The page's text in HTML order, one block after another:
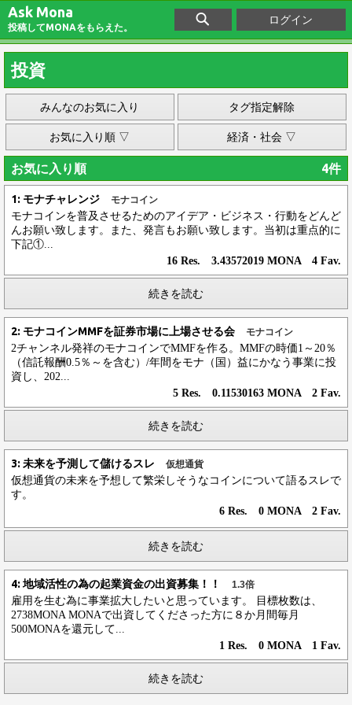
Ask Mona
投稿してMONAをもらえた。
ログイン
投資
みんなのお気に入り タグ指定解除
お気に入り順 ▽ 経済・社会 ▽
お気に入り順 4件
1: モナチャレンジ モナコイン
モナコインを普及させるためのアイデア・ビジネス・行動をどんど
んお願い致します。また、発言もお願い致します。当初は重点的に
下記①...
16 Res. 3.43572019 MONA 4 Fav.
続きを読む
2: モナコインMMFを証券市場に上場させる会 モナコイン
2チャンネル発祥のモナコインでMMFを作る。MMFの時価1～20％
（信託報酬0.5％～を含む）/年間をモナ（国）益にかなう事業に投
資し、202...
5 Res. 0.11530163 MONA 2 Fav.
続きを読む
3: 未来を予測して儲けるスレ 仮想通貨
仮想通貨の未来を予想して繁栄しそうなコインについて語るスレで
す。
6 Res. 0 MONA 2 Fav.
続きを読む
4: 地域活性の為の起業資金の出資募集！！ 1.3倍
雇用を生む為に事業拡大したいと思っています。 目標枚数は、
2738MONA MONAで出資してくださった方に８か月間毎月
500MONAを還元して...
1 Res. 0 MONA 1 Fav.
続きを読む